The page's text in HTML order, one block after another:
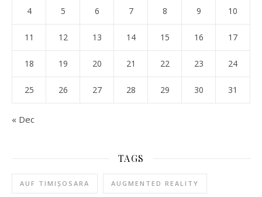
4 5 6 7 8 9 10
11 12 13 14 15 16 17
18 19 20 21 22 23 24
25 26 27 28 29 30 31
« Dec
TAGS
AUF TIMIȘOSARA AUGMENTED REALITY